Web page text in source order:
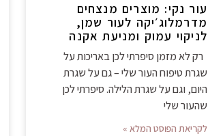
עור נקי: מוצרים מנצחים
מדרמלוג׳יקה לעור שמן,
לניקוי עמוק ומניעת אקנה
רק לא מזמן סיפרתי לכן באריכות על
שגרת טיפוח העור שלי – גם על שגרת
היום, וגם על שגרת הלילה. סיפרתי לכן
שהעור שלי
לקריאת הפוסט המלא »